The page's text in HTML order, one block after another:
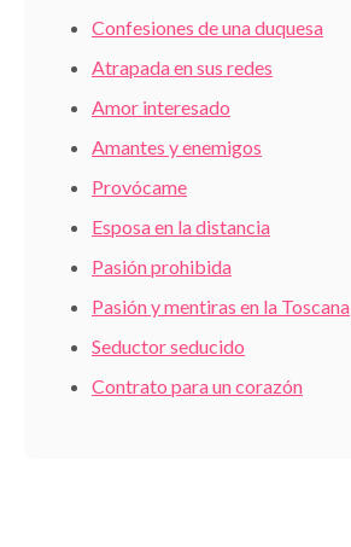
Confesiones de una duquesa
Atrapada en sus redes
Amor interesado
Amantes y enemigos
Provócame
Esposa en la distancia
Pasión prohibida
Pasión y mentiras en la Toscana
Seductor seducido
Contrato para un corazón